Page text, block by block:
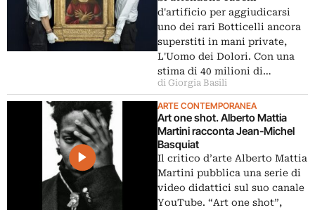
d'artificio per aggiudicarsi
uno dei rari Botticelli ancora
superstiti in mani private,
L'Uomo dei Dolori. Con una
stima di 40 milioni di…
di Giorgia Basili
ARTE CONTEMPORANEA
Art one shot. Alberto Mattia
Martini racconta Jean-Michel
Basquiat
Il critico d’arte Alberto Mattia
Martini pubblica una serie di
video didattici sul suo canale
YouTube. “Art one shot”,